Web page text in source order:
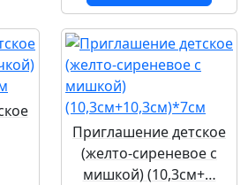
Приглашение детское
(желто-сиреневое с
мишкой) (10,3см+…